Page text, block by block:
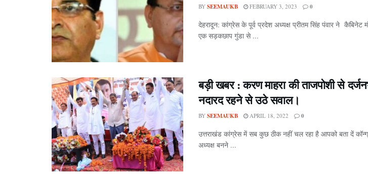
BY SEEMAUKB FEBRUARY 3, 2023 0
देहरादून: कांग्रेस के पूर्व प्रदेश अध्यक्ष प्रीतम सिंह पंवार ने कैबिनेट
एक सड़कछाप गुंडा से ...
बड़ी खबर : करण माहरा की ताजपोशी से
नदारद रहने से उठे सवाल।
BY SEEMAUKB APRIL 18, 2022 0
उत्तराखंड कांग्रेस में सब कुछ ठीक नहीं चल रहा है आपको बता दें
अध्यक्ष बनने ...